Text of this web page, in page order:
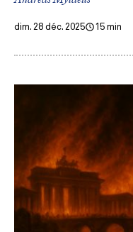
dim. 28 déc. 2025 15 min